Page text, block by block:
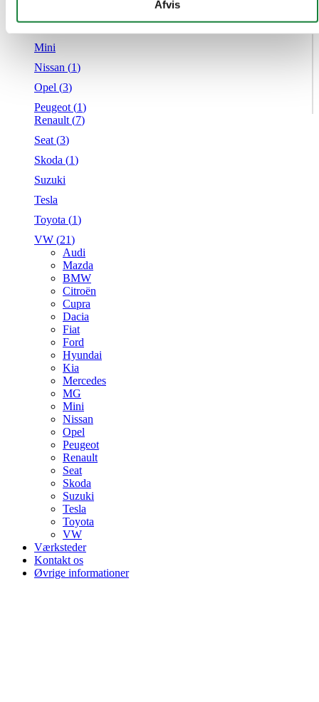
givet dem, eller som de har indsamlet fra din brug af deres
tjenester.
Afvis
Mini
Nissan (1)
Opel (3)
Peugeot (1)
Renault (7)
Seat (3)
Skoda (1)
Suzuki
Tesla
Toyota (1)
VW (21)
Audi
Mazda
BMW
Citroën
Cupra
Dacia
Fiat
Ford
Hyundai
Kia
Mercedes
MG
Mini
Nissan
Opel
Peugeot
Renault
Seat
Skoda
Suzuki
Tesla
Toyota
VW
Værksteder
Kontakt os
Øvrige informationer